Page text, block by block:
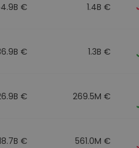
€ 1.4B €
€ 1.3B €
€ 269.5M €
€ 561.0M €